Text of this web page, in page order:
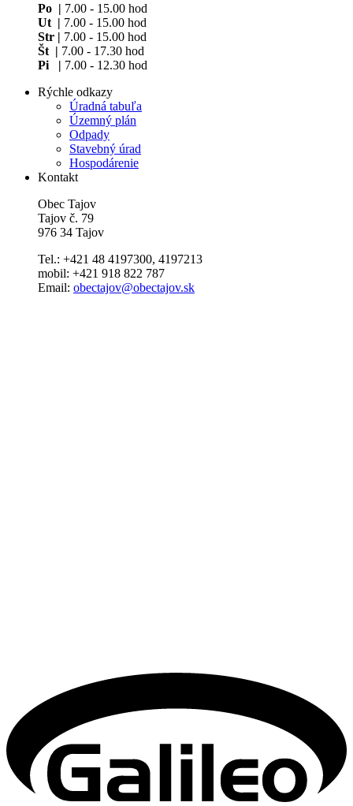
Po | 7.00 - 15.00 hod
Ut | 7.00 - 15.00 hod
Str | 7.00 - 15.00 hod
Št | 7.00 - 17.30 hod
Pi | 7.00 - 12.30 hod
Rýchle odkazy
Úradná tabuľa
Územný plán
Odpady
Stavebný úrad
Hospodárenie
Kontakt
Obec Tajov
Tajov č. 79
976 34 Tajov
Tel.: +421 48 4197300, 4197213
mobil: +421 918 822 787
Email: obectajov@obectajov.sk